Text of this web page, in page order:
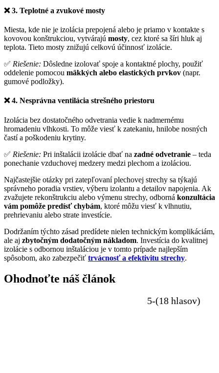
❌3. Teplotné a zvukové mosty
Miesta, kde nie je izolácia prepojená alebo je priamo v kontakte s
kovovou konštrukciou, vytvárajú mosty, cez ktoré sa šíri hluk aj
teplota. Tieto mosty znižujú celkovú účinnosť izolácie.
✅ Riešenie: Dôsledne izolovať spoje a kontaktné plochy, použiť
oddelenie pomocou mäkkých alebo elastických prvkov (napr.
gumové podložky).
❌4. Nesprávna ventilácia strešného priestoru
Izolácia bez dostatočného odvetrania vedie k nadmernému
hromadeniu vlhkosti. To môže viesť k zatekaniu, hnilobe nosných
častí a poškodeniu krytiny.
✅ Riešenie: Pri inštalácii izolácie dbať na zadné odvetranie – teda
ponechanie vzduchovej medzery medzi plechom a izoláciou.
Najčastejšie otázky pri zatepľovaní plechovej strechy sa týkajú
správneho poradia vrstiev, výberu izolantu a detailov napojenia. Ak
zvažujete rekonštrukciu alebo výmenu strechy, odborná konzultácia
vám pomôže predísť chybám, ktoré môžu viesť k vlhnutiu,
prehrievaniu alebo strate investície.
Dodržaním týchto zásad predídete nielen technickým komplikáciám,
ale aj zbytočným dodatočným nákladom. Investícia do kvalitnej
izolácie s odbornou inštaláciou je v tomto prípade najlepším
spôsobom, ako zabezpečiť trvácnosť a efektivitu strechy.
Ohodnoťte náš článok
5-(18 hlasov)